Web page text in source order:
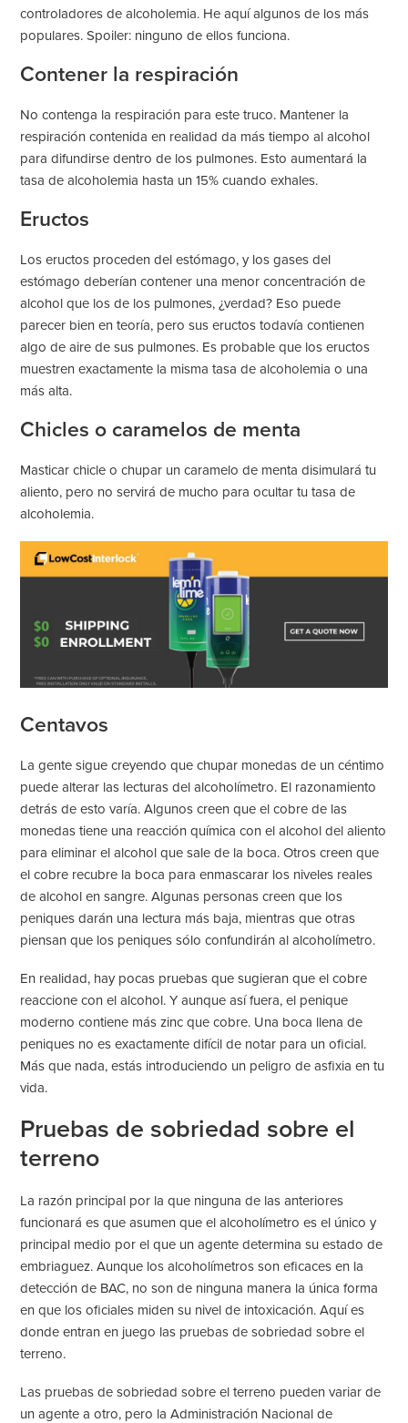
controladores de alcoholemia. He aquí algunos de los más
populares. Spoiler: ninguno de ellos funciona.
Contener la respiración
No contenga la respiración para este truco. Mantener la
respiración contenida en realidad da más tiempo al alcohol
para difundirse dentro de los pulmones. Esto aumentará la
tasa de alcoholemia hasta un 15% cuando exhales.
Eructos
Los eructos proceden del estómago, y los gases del
estómago deberían contener una menor concentración de
alcohol que los de los pulmones, ¿verdad? Eso puede
parecer bien en teoría, pero sus eructos todavía contienen
algo de aire de sus pulmones. Es probable que los eructos
muestren exactamente la misma tasa de alcoholemia o una
más alta.
Chicles o caramelos de menta
Masticar chicle o chupar un caramelo de menta disimulará tu
aliento, pero no servirá de mucho para ocultar tu tasa de
alcoholemia.
Centavos
La gente sigue creyendo que chupar monedas de un céntimo
puede alterar las lecturas del alcoholímetro. El razonamiento
detrás de esto varía. Algunos creen que el cobre de las
monedas tiene una reacción química con el alcohol del aliento
para eliminar el alcohol que sale de la boca. Otros creen que
el cobre recubre la boca para enmascarar los niveles reales
de alcohol en sangre. Algunas personas creen que los
peniques darán una lectura más baja, mientras que otras
piensan que los peniques sólo confundirán al alcoholímetro.
En realidad, hay pocas pruebas que sugieran que el cobre
reaccione con el alcohol. Y aunque así fuera, el penique
moderno contiene más zinc que cobre. Una boca llena de
peniques no es exactamente difícil de notar para un oficial.
Más que nada, estás introduciendo un peligro de asfixia en tu
vida.
Pruebas de sobriedad sobre el
terreno
La razón principal por la que ninguna de las anteriores
funcionará es que asumen que el alcoholímetro es el único y
principal medio por el que un agente determina su estado de
embriaguez. Aunque los alcoholímetros son eficaces en la
detección de BAC, no son de ninguna manera la única forma
en que los oficiales miden su nivel de intoxicación. Aquí es
donde entran en juego las pruebas de sobriedad sobre el
terreno.
Las pruebas de sobriedad sobre el terreno pueden variar de
un agente a otro, pero la Administración Nacional de